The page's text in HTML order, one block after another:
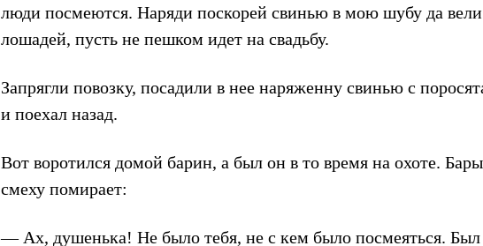
люди посмеются. Наряди поскорей свинью в мою шубу да вели
лошадей, пусть не пешком идет на свадьбу.
Запрягли повозку, посадили в нее наряженну свинью с
и поехал назад.
Вот воротился домой барин, а был он в то время на охоте.
смеху помирает:
— Ах, душенька! Не было тебя, не с кем было посмеяться. Был